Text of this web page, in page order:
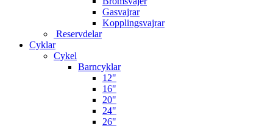
Gasvajrar
Kopplingsvajrar
Reservdelar
Cyklar
Cykel
Barncyklar
12"
16"
20"
24"
26"